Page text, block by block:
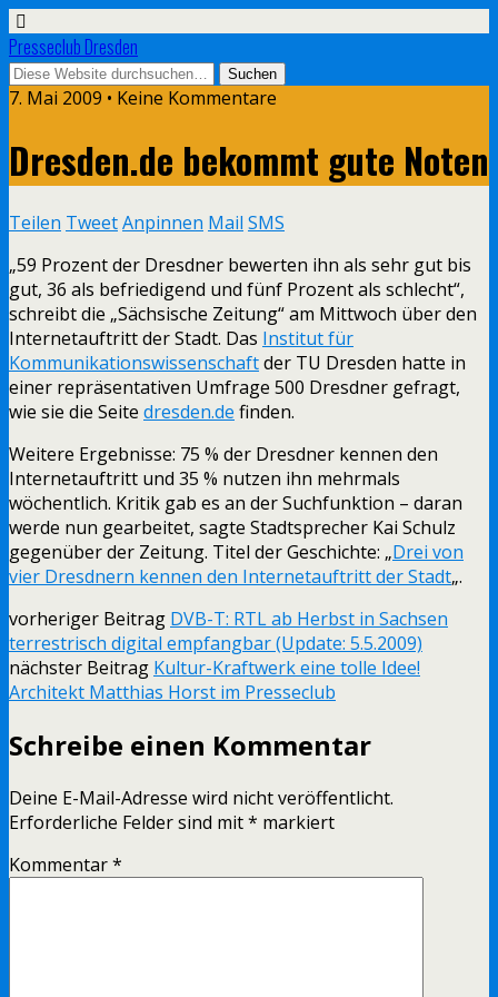
Presseclub Dresden
7. Mai 2009 • Keine Kommentare
Dresden.de bekommt gute Noten
Teilen TweetAnpinnen Mail SMS
„59 Prozent der Dresdner bewerten ihn als sehr gut bis
gut, 36 als befriedigend und fünf Prozent als schlecht“,
schreibt die „Sächsische Zeitung“ am Mittwoch über den
Internetauftritt der Stadt. Das Institut für
Kommunikationswissenschaftder TU Dresden hatte in
einer repräsentativen Umfrage 500 Dresdner gefragt,
wie sie die Seite dresden.de finden.
Weitere Ergebnisse: 75 % der Dresdner kennen den
Internetauftritt und 35 % nutzen ihn mehrmals
wöchentlich. Kritik gab es an der Suchfunktion – daran
werde nun gearbeitet, sagte Stadtsprecher Kai Schulz
gegenüber der Zeitung. Titel der Geschichte: „Drei von
vier Dresdnern kennen den Internetauftritt der Stadt„.
vorheriger Beitrag DVB-T: RTL ab Herbst in Sachsen
terrestrisch digital empfangbar (Update: 5.5.2009)
nächster Beitrag Kultur-Kraftwerk eine tolle Idee!
Architekt Matthias Horst im Presseclub
Schreibe einen Kommentar
Deine E-Mail-Adresse wird nicht veröffentlicht.
Erforderliche Felder sind mit* markiert
Kommentar*